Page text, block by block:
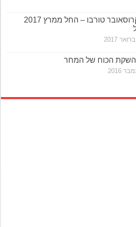
סוזוקי קרוסאובר טורבו – החל ממרץ 2017